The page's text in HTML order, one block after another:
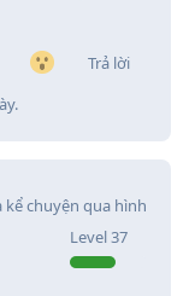
Trả lời
kể chuyện qua hình
Level37